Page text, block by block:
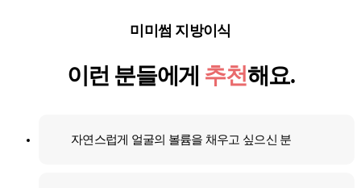
미미썸 지방이식
이런 분들에게 추천해요.
자연스럽게 얼굴의 볼륨을 채우고 싶으신 분